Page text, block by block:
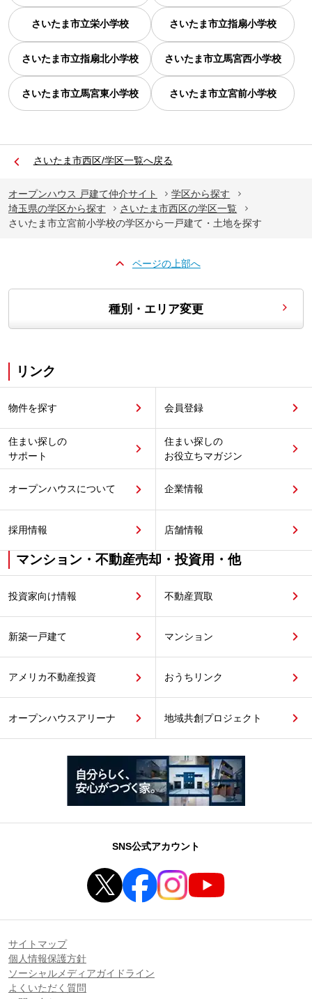
さいたま市立栄小学校 さいたま市立指扇小学校
さいたま市立指扇北小学校 さいたま市立馬宮西小学校
さいたま市立馬宮東小学校 さいたま市立宮前小学校
さいたま市西区/学区一覧へ戻る
オープンハウス 戸建て仲介サイト
学区から探す
埼玉県の学区から探す
さいたま市西区の学区一覧
さいたま市立宮前小学校の学区から一戸建て・土地を探す
ページの上部へ
種別・エリア変更
リンク
物件を探す 会員登録
住まい探しの
サポート
住まい探しの
お役立ちマガジン
オープンハウスについて 企業情報
採用情報 店舗情報
マンション・不動産売却・投資用・他
投資家向け情報 不動産買取
新築一戸建て マンション
アメリカ不動産投資 おうちリンク
オープンハウスアリーナ 地域共創プロジェクト
SNS公式アカウント
サイトマップ
個人情報保護方針
ソーシャルメディアガイドライン
よくいただく質問